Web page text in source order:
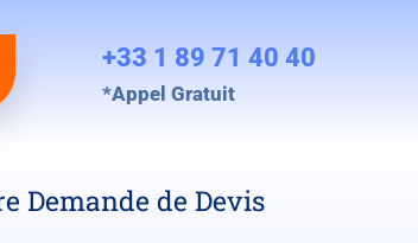
+33 1 89 71 40 40
*Appel Gratuit
Demande de Devis